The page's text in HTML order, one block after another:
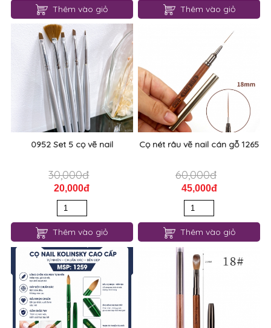
Thêm vào giỏ Thêm vào giỏ
0952 Set 5 cọ vẽ nail
30,000đ
20,000đ
Thêm vào giỏ
Cọ nét râu vẽ nail cán gỗ 1265
60,000đ
45,000đ
Thêm vào giỏ